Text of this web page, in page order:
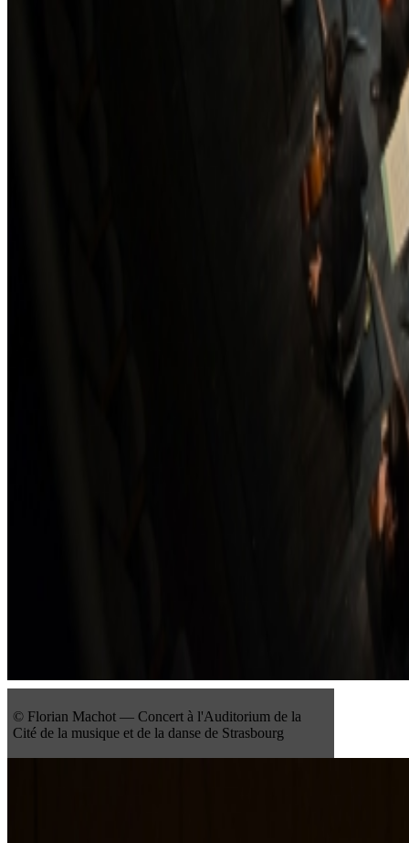
© Florian Machot — Concert à l'Auditorium de la
Cité de la musique et de la danse de Strasbourg